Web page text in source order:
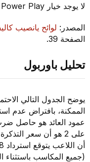
لا يوجد خيار Power Play في كاليفورنيا.
المصدر: لوائح يانصيب
الصفحة 39.
تحليل باوربول
يوضح الجدول التالي
الممكنة، بافتراض عدم
على 2 هو أن سعر
(جميع المكاسب باستثناء